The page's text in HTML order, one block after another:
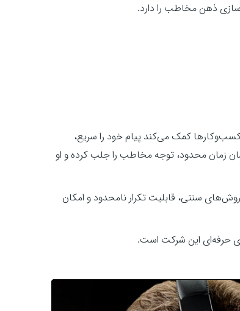
ذهن مخاطب را دارد.
کسب‌وکارها کمک می‌کند پیام خود را سریع،
زمان محدود، توجه مخاطب را جلب کرده و او
روش‌های سنتی، قابلیت تکرار نامحدود و امکان
حرفه‌ای این شرکت است.